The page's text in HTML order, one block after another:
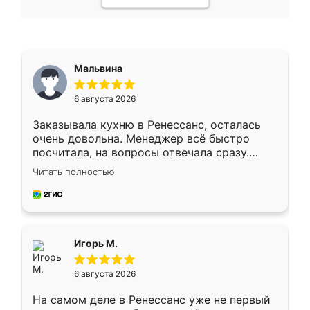
Мальвина
6 августа 2026
Заказывала кухню в Ренессанс, осталась
очень довольна. Менеджер всё быстро
посчитала, на вопросы отвечала сразу.
Замерщик приехал в субботу, подошёл к
делу со всей ответственностью. Собрали
за день, ребята работали аккуратно, даже
Читать полностью
Игорь М.
6 августа 2026
На самом деле в Ренессанс уже не первый